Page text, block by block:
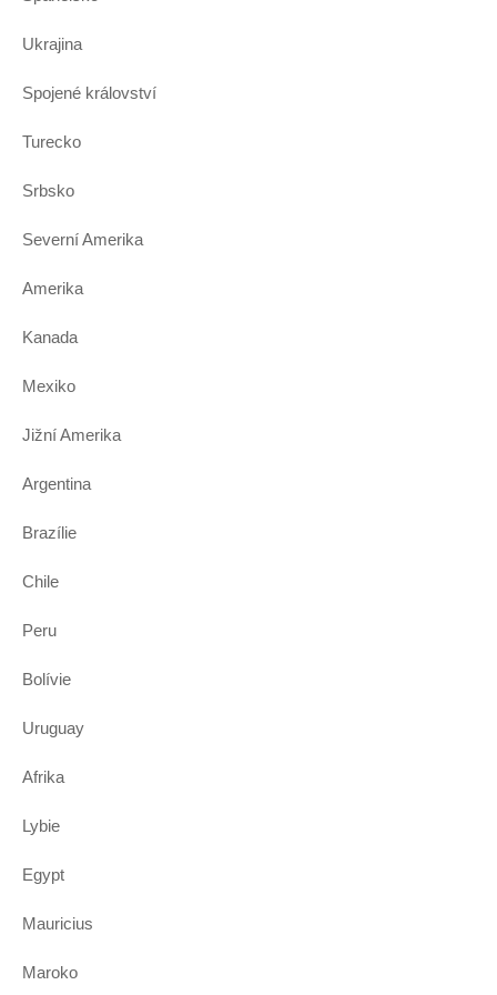
Ukrajina
Spojené království
Turecko
Srbsko
Severní Amerika
Amerika
Kanada
Mexiko
Jižní Amerika
Argentina
Brazílie
Chile
Peru
Bolívie
Uruguay
Afrika
Lybie
Egypt
Mauricius
Maroko